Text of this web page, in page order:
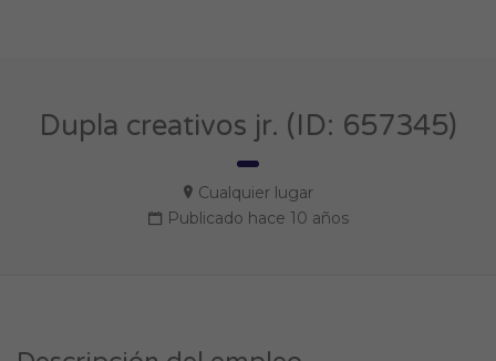
Dupla creativos jr. (ID: 657345)
Cualquier lugar
Publicado hace 10 años